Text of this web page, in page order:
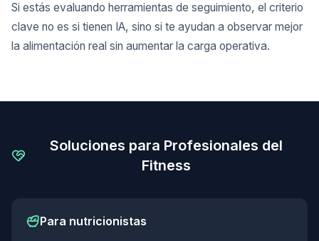
Si estás evaluando herramientas de seguimiento, el criterio
clave no es si tienen IA, sino si te ayudan a observar mejor
la alimentación real sin aumentar la carga operativa.
Soluciones para Profesionales del
Fitness
Para nutricionistas